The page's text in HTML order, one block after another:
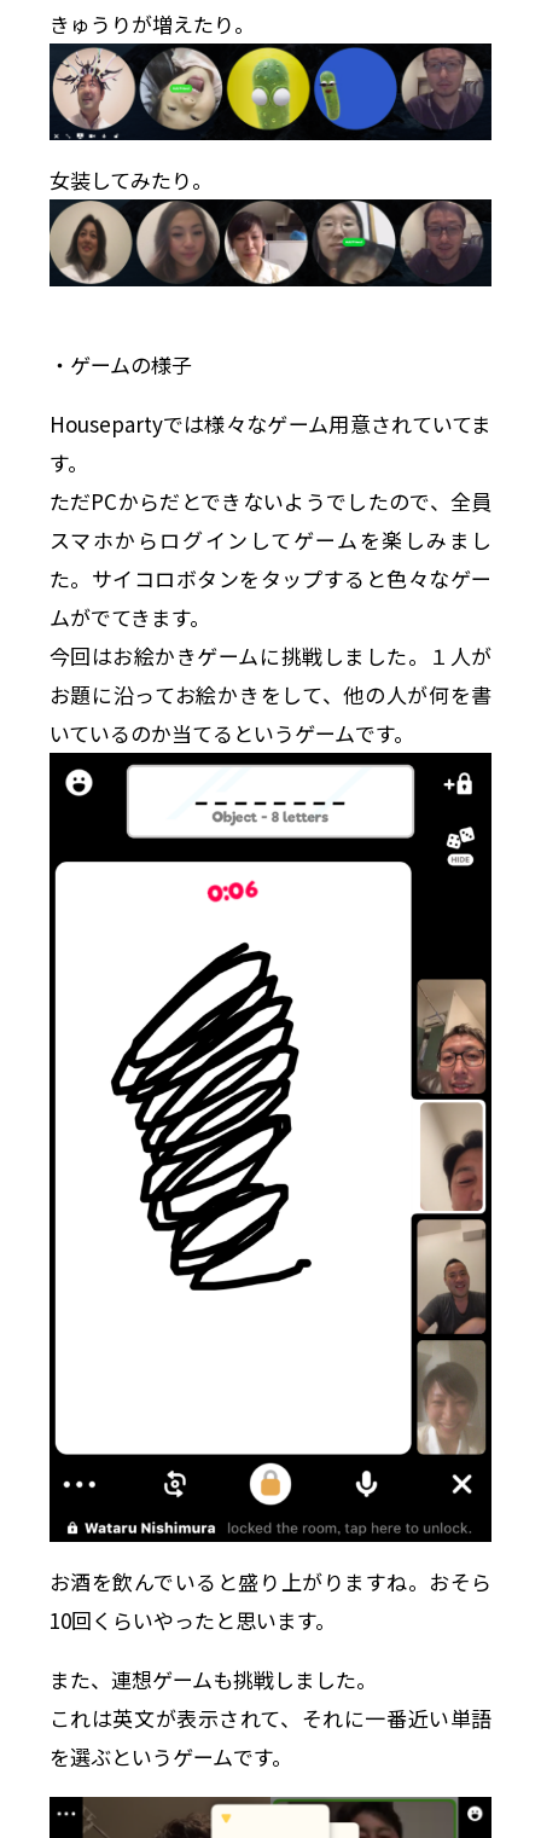
きゅうりが増えたり。
女装してみたり。
・ゲームの様子
Housepartyでは様々なゲーム用意されていてま
す。
ただPCからだとできないようでしたので、全員
スマホからログインしてゲームを楽しみまし
た。サイコロボタンをタップすると色々なゲー
ムがでてきます。
今回はお絵かきゲームに挑戦しました。１人が
お題に沿ってお絵かきをして、他の人が何を書
いているのか当てるというゲームです。
お酒を飲んでいると盛り上がりますね。おそら
10回くらいやったと思います。
また、連想ゲームも挑戦しました。
これは英文が表示されて、それに一番近い単語
を選ぶというゲームです。